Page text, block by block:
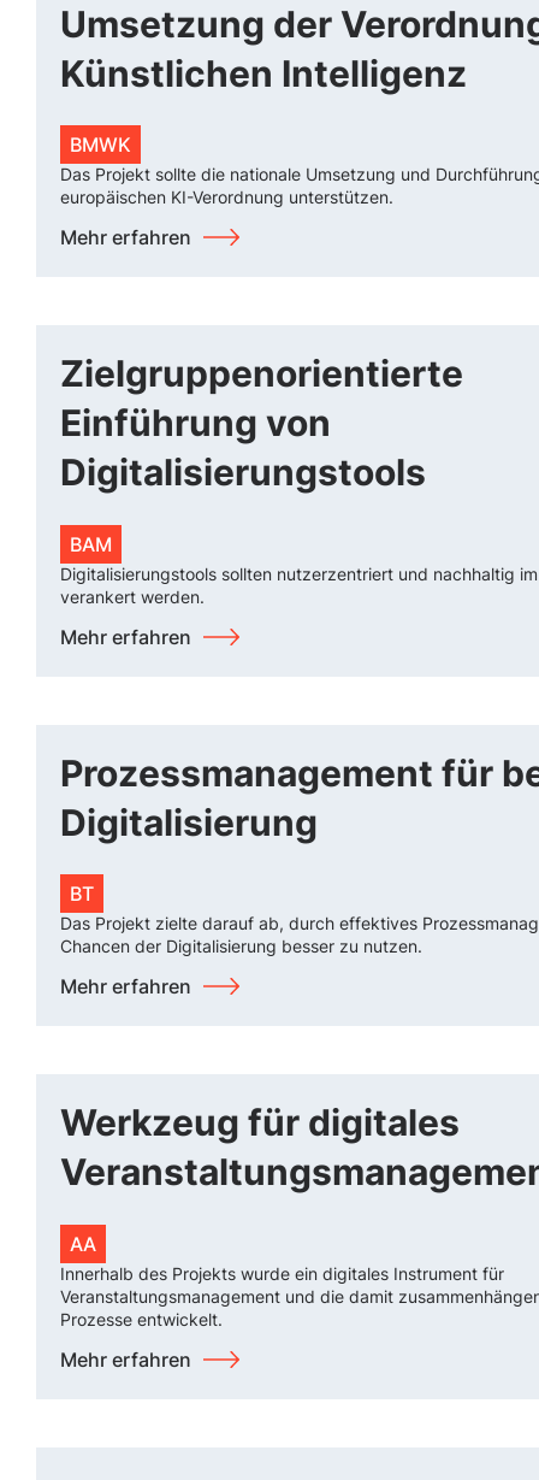
Umsetzung der
Künstlichen Intelligenz
BMWK
Das Projekt sollte die nationale Umsetzung und
europäischen KI-Verordnung unterstützen.
Mehr erfahren
Zielgruppenorientierte
Einführung von
Digitalisierungstools
BAM
Digitalisierungstools sollten nutzerzentriert und nachhaltig
verankert werden.
Mehr erfahren
Prozessmanagement für
Digitalisierung
BT
Das Projekt zielte darauf ab, durch effektives
Chancen der Digitalisierung besser zu nutzen.
Mehr erfahren
Werkzeug für digitales
AA
Innerhalb des Projekts wurde ein digitales Instrument für
Veranstaltungsmanagement und die damit
Prozesse entwickelt.
Mehr erfahren